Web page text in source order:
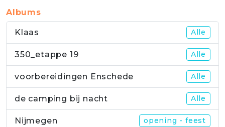
Albums
Klaas Alle
350_etappe 19 Alle
voorbereidingen Enschede Alle
de camping bij nacht Alle
Nijmegen opening - feest